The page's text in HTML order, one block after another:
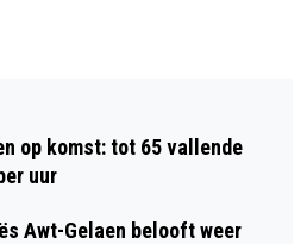
A2
EN BORN
19-18 JANUARI
DIE
VAN DE
op komst: tot 65 vallende
uur
Awt-Gelaen belooft weer